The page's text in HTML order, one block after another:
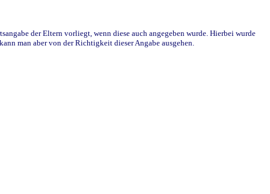
der Eltern vorliegt, wenn diese auch angegeben wurde. Hierbei wurde
man aber von der Richtigkeit dieser Angabe ausgehen.